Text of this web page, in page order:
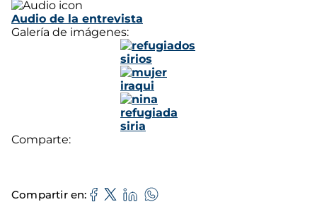
Audio de la entrevista
Galería de imágenes:
Comparte:
Compartir en